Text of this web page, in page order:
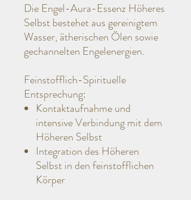
Die Engel-Aura-Essenz Höheres
Selbst bestehet aus gereinigtem
Wasser, ätherischen Ölen sowie
gechannelten Engelenergien.
Feinstofflich-Spirituelle
Entsprechung:
Kontaktaufnahme und
intensive Verbindung mit dem
Höheren Selbst
Integration des Höheren
Selbst in den feinstofflichen
Körper